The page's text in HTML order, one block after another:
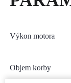
SERVIS
Výkon motora
Objem korby